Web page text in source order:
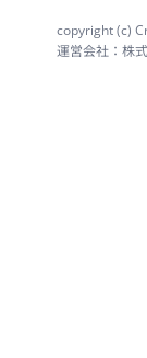
copyright (c)
運営会社：株